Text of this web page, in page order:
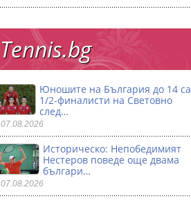
Юношите на България до 14 са
1/2-финалисти на Световно
след…
Историческо: Непобедимият
Нестеров поведе още двама
българи…